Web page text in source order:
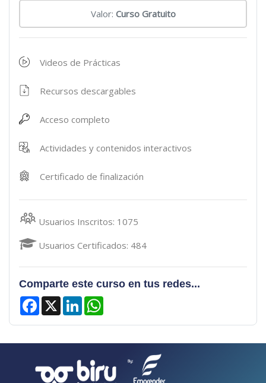
Valor: Curso Gratuito
Videos de Prácticas
Recursos descargables
Acceso completo
Actividades y contenidos interactivos
Certificado de finalización
Usuarios Inscritos: 1075
Usuarios Certificados: 484
Comparte este curso en tus redes...
Facebook
X LinkedIn